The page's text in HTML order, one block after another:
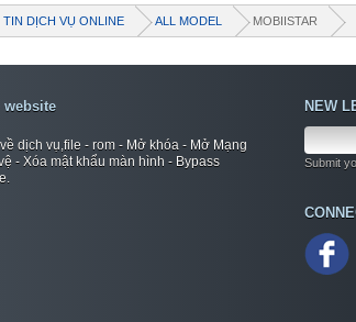
DỊCH VỤ ONLINE ALL MODEL MOBIISTAR
website
dịch vụ,file - rom - Mở khóa - Mở Mạng
- Xóa mật khẩu màn hình - Bypass
NEW
Submit